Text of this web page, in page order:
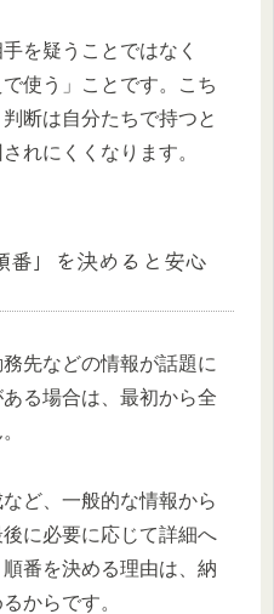
を疑うことではなく
使う」ことです。こち
断は自分たちで持つと
れにくくなります。
番」を決めると安心
先などの情報が話題に
る場合は、最初から全
ど、一般的な情報から
に必要に応じて詳細へ
番を決める理由は、納
からです。